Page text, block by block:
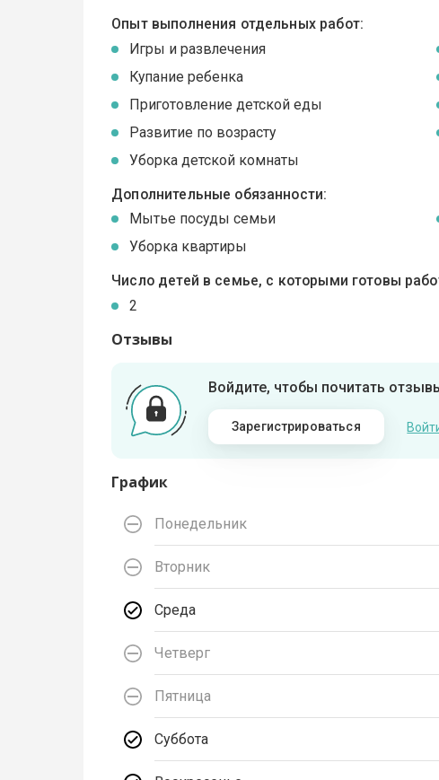
Опыт выполнения отдельных работ:
Игры и развлечения
Купание ребенка
Приготовление детской еды
Развитие по возрасту
Уборка детской комнаты
Дополнительные обязанности:
Мытье посуды семьи
Уборка квартиры
Число детей в семье, с которыми готовы
2
Отзывы
Войдите, чтобы почитать
Зарегистрироваться
График
Понедельник
Вторник
Среда
Четверг
Пятница
Суббота